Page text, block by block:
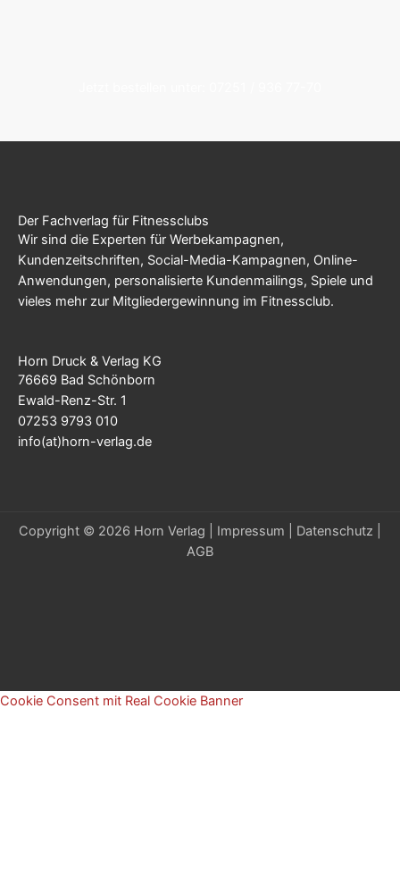
Der Fachverlag für Fitnessclubs
Wir sind die Experten für Werbekampagnen,
Kundenzeitschriften, Social-Media-Kampagnen, Online-
Anwendungen, personalisierte Kundenmailings, Spiele und
vieles mehr zur Mitgliedergewinnung im Fitnessclub.
Horn Druck & Verlag KG
76669 Bad Schönborn
Ewald-Renz-Str. 1
07253 9793 010
info(at)horn-verlag.de
Copyright © 2026 Horn Verlag | Impressum Datenschutz
AGB
Cookie Consent mit Real Cookie Banner